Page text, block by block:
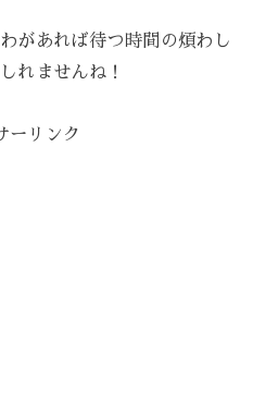
があれば待つ時間の煩わし
れませんね！
ーリンク